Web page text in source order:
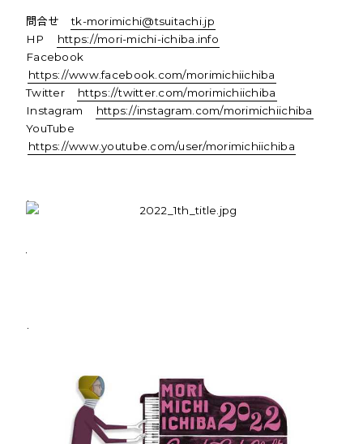
問合せ
tk-morimichi@tsuitachi.jp
HP
https://mori-michi-ichiba.info
Facebook
https://www.facebook.com/morimichiichiba
Twitter
https://twitter.com/morimichiichiba
Instagram
https://instagram.com/morimichiichiba
YouTube
https://www.youtube.com/user/morimichiichiba